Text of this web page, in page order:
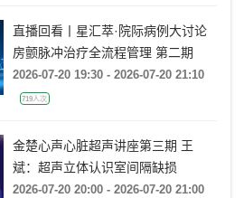
直播回看丨星汇萃·院际病例大讨论
房颤脉冲治疗全流程管理 第二期
2026-07-20 19:30 - 2026-07-20 21:10
719人次
金楚心声心脏超声讲座第三期 王
斌：超声立体认识室间隔缺损
2026-07-20 20:00 - 2026-07-20 21:00